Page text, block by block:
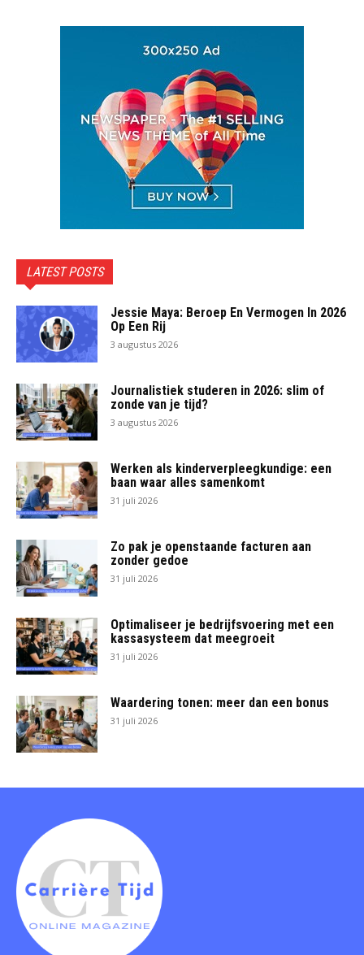
LATEST POSTS
Jessie Maya: Beroep En Vermogen In 2026
Op Een Rij
3 augustus 2026
Journalistiek studeren in 2026: slim of
zonde van je tijd?
3 augustus 2026
Werken als kinderverpleegkundige: een
baan waar alles samenkomt
31 juli 2026
Zo pak je openstaande facturen aan
zonder gedoe
31 juli 2026
Optimaliseer je bedrijfsvoering met een
kassasysteem dat meegroeit
31 juli 2026
Waardering tonen: meer dan een bonus
31 juli 2026